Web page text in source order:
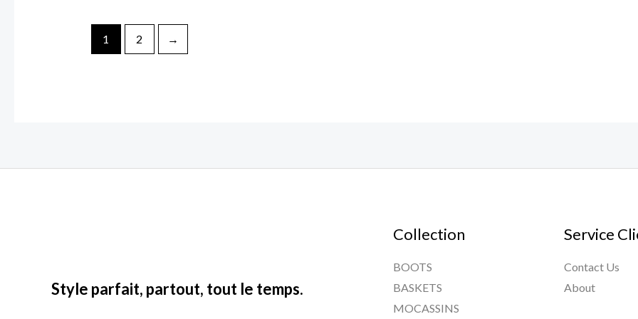
1 2 →
Style parfait, partout, tout le temps.
Collection
BOOTS
BASKETS
MOCASSINS
Service
Contact Us
About